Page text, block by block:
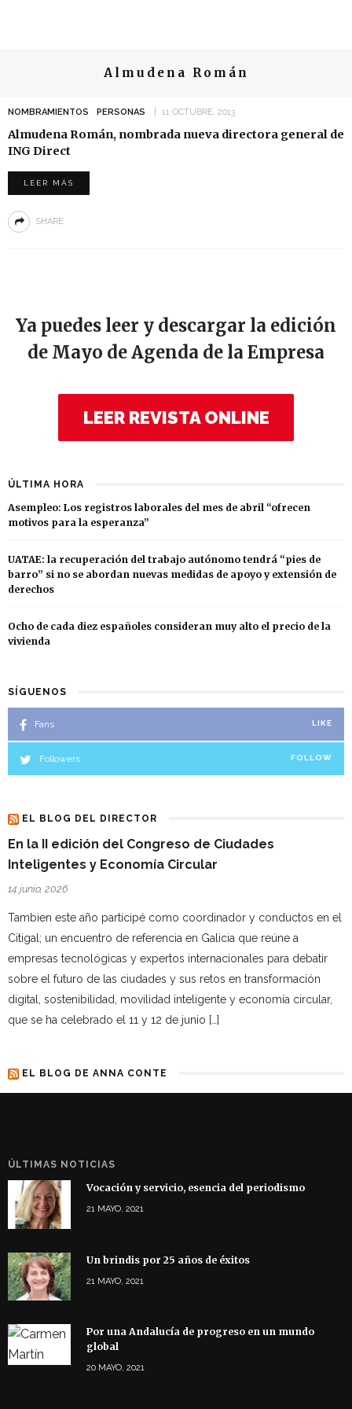
Almudena Román
NOMBRAMIENTOS PERSONAS 11 OCTUBRE, 2013
Almudena Román, nombrada nueva directora general de
ING Direct
LEER MÁS
SHARE
Ya puedes leer y descargar la edición
de Mayo de Agenda de la Empresa
LEER REVISTA ONLINE
ÚLTIMA HORA
Asempleo: Los registros laborales del mes de abril “ofrecen
motivos para la esperanza”
UATAE: la recuperación del trabajo autónomo tendrá “pies de
barro” si no se abordan nuevas medidas de apoyo y extensión de
derechos
Ocho de cada diez españoles consideran muy alto el precio de la
vivienda
SÍGUENOS
Fans LIKE
Followers FOLLOW
EL BLOG DEL DIRECTOR
En la II edición del Congreso de Ciudades
Inteligentes y Economía Circular
14 junio, 2026
Tambien este año participé como coordinador y conductos en el
Citigal; un encuentro de referencia en Galicia que reúne a
empresas tecnológicas y expertos internacionales para debatir
sobre el futuro de las ciudades y sus retos en transformación
digital, sostenibilidad, movilidad inteligente y economía circular,
que se ha celebrado el 11 y 12 de junio […]
EL BLOG DE ANNA CONTE
ÚLTIMAS NOTICIAS
Vocación y servicio, esencia del periodismo
21 MAYO, 2021
Un brindis por 25 años de éxitos
21 MAYO, 2021
Por una Andalucía de progreso en un mundo
global
20 MAYO, 2021